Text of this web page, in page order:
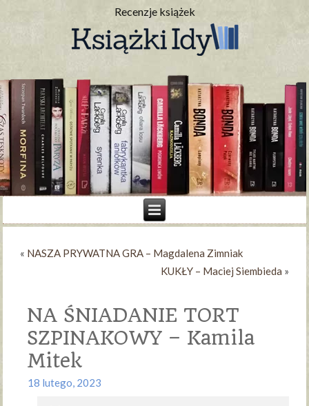
Recenzje książek
« NASZA PRYWATNA GRA – Magdalena Zimniak
KUKŁY – Maciej Siembieda »
NA ŚNIADANIE TORT
SZPINAKOWY – Kamila
Mitek
18 lutego, 2023